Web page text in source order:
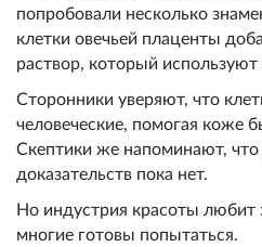
попробовали несколько
клетки овечьей плаценты
раствор, который используют
Сторонники уверяют, что
человеческие, помогая коже
Скептики же напоминают,
доказательств пока нет.
Но индустрия красоты
многие готовы попытаться.